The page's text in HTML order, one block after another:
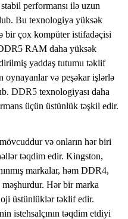
performansı ilə uzun
Bu texnologiya yüksək
bir çox kompüter istifadəçisi
RAM daha yüksək
yaddaş tutumu təklif
və peşəkar işlərlə
DDR5 texnologiyası daha
üçün üstünlük təşkil edir.
və onların hər biri
təqdim edir. Kingston,
markalar, həm DDR4,
Hər bir marka
üstünlüklər təklif edir.
istehsalçının təqdim etdiyi